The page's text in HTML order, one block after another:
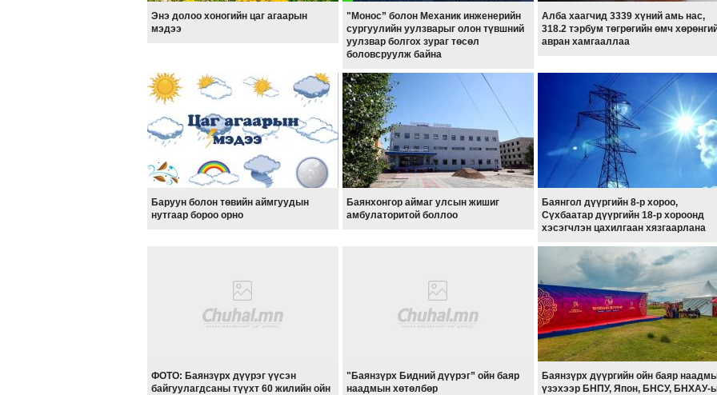
Энэ долоо хоногийн цаг агаарын
мэдээ
"Монос” болон Механик инженерийн
сургуулийн уулзварыг олон түвшний
уулзвар болгох зураг төсөл
боловсруулж байна
Алба хаагчид 3339 хүний амь нас,
318.2 тэрбум төгрөгийн өмч
авран хамгааллаа
Баруун болон төвийн аймгуудын
нутгаар бороо орно
Баянхонгор аймаг улсын жишиг
амбулаторитой боллоо
Баянгол дүүргийн 8-р хороо,
Сүхбаатар дүүргийн 18-р хороонд
хэсэгчлэн цахилгаан хязгаарлана
ФОТО: Баянзүрх дүүрэг үүсэн
байгуулагдсаны түүхт 60 жилийн ойн
"Баянзүрх Бидний дүүрэг” ойн баяр
наадмын хөтөлбөр
Баянзүрх дүүргийн ойн баяр
үзэхээр БНПУ, Япон, БНСУ, БНХАУ-